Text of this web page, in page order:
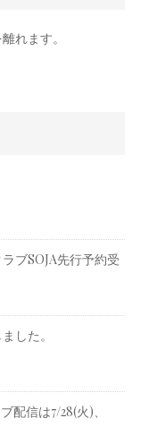
れます。
ブSOJA先行予約受
した。
配信は7/28(火)、